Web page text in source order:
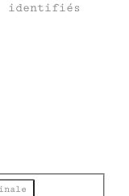
identifiés